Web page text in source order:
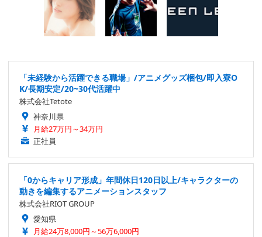
「未経験から活躍できる職場」/アニメグッズ梱包/即入寮O
K/長期安定/20~30代活躍中
株式会社Tetote
神奈川県
月給27万円～34万円
正社員
「0からキャリア形成」年間休日120日以上/キャラクターの
動きを編集するアニメーションスタッフ
株式会社RIOT GROUP
愛知県
月給24万8,000円～56万6,000円